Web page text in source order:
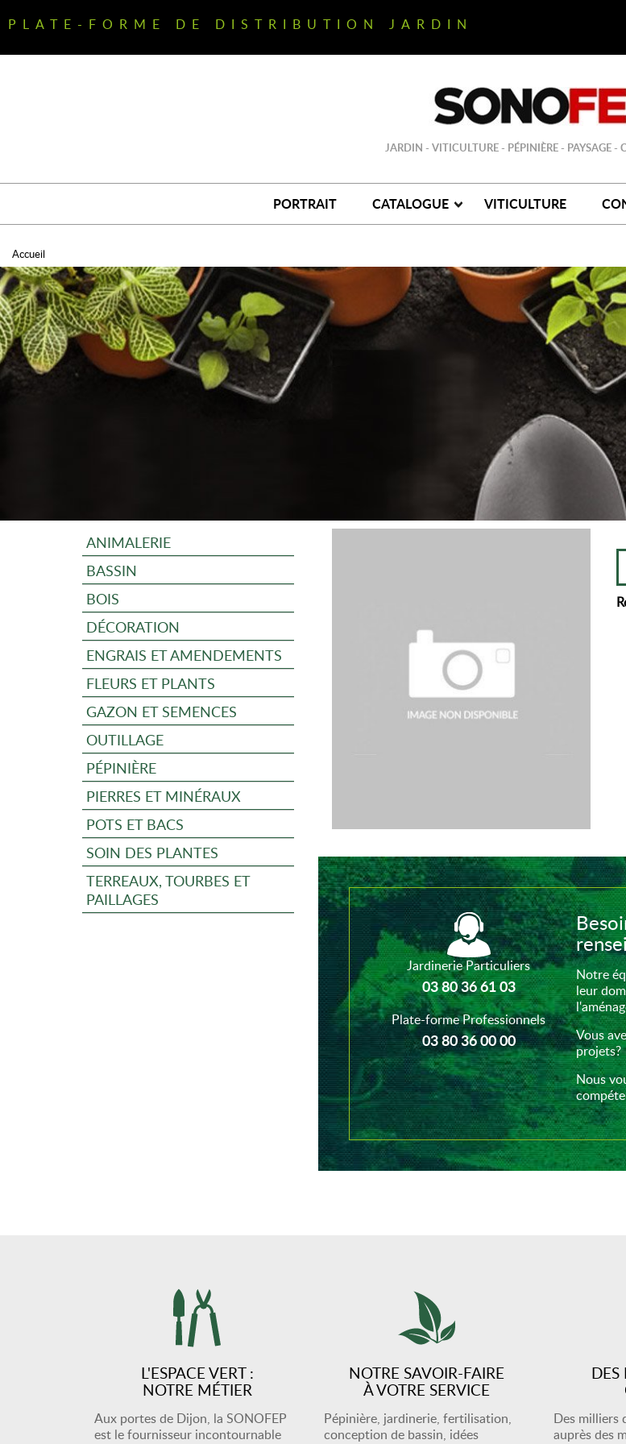
au
principal
PLATE-FORME DE DISTRIBUTION JARDIN
JARDIN - VITICULTURE - PÉPINIÈRE - PAYSAGE -
PORTRAIT CATALOGUE VITICULTURE
Accueil
Jardinerie Particuliers
03 80 36 61 03
Plate-forme Professionnels
03 80 36 00 00
Notre
leur
Vous
projets?
Nous
ANIMALERIE
BASSIN
BOIS
DÉCORATION
ENGRAIS ET AMENDEMENTS
FLEURS ET PLANTS
GAZON ET SEMENCES
OUTILLAGE
PÉPINIÈRE
PIERRES ET MINÉRAUX
POTS ET BACS
SOIN DES PLANTES
TERREAUX, TOURBES ET
PAILLAGES
L'ESPACE VERT :
NOTRE MÉTIER
Aux portes de Dijon, la SONOFEP
est le fournisseur incontournable
NOTRE SAVOIR-FAIRE
À VOTRE SERVICE
Pépinière, jardinerie, fertilisation,
conception de bassin, idées
DES
Des milliers
auprès des